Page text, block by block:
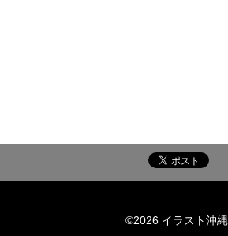
©2026 イラスト沖縄